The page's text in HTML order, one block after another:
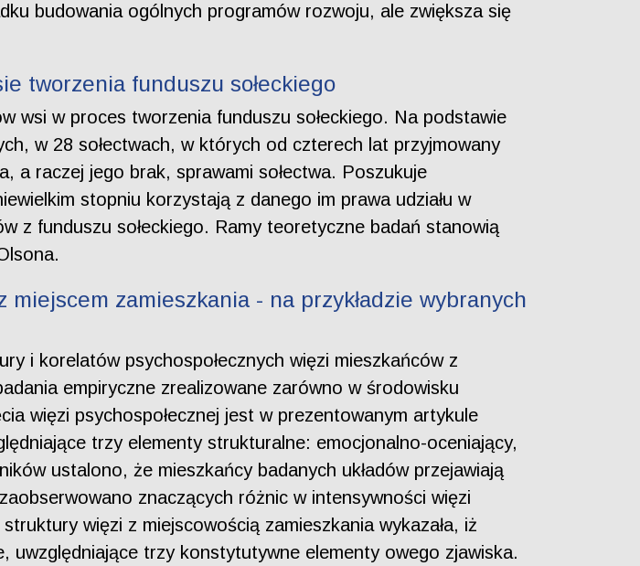
budowania ogólnych programów rozwoju, ale zwiększa się
tworzenia funduszu sołeckiego
wsi w proces tworzenia funduszu sołeckiego. Na podstawie
w 28 sołectwach, w których od czterech lat przyjmowany
a raczej jego brak, sprawami sołectwa. Poszukuje
stopniu korzystają z danego im prawa udziału w
z funduszu sołeckiego. Ramy teoretyczne badań stanowią
zamieszkania - na przykładzie wybranych
i korelatów psychospołecznych więzi mieszkańców z
empiryczne zrealizowane zarówno w środowisku
więzi psychospołecznej jest w prezentowanym artykule
trzy elementy strukturalne: emocjonalno-oceniający,
ustalono, że mieszkańcy badanych układów przejawiają
znaczących różnic w intensywności więzi
więzi z miejscowością zamieszkania wykazała, iż
uwzględniające trzy konstytutywne elementy owego zjawiska.